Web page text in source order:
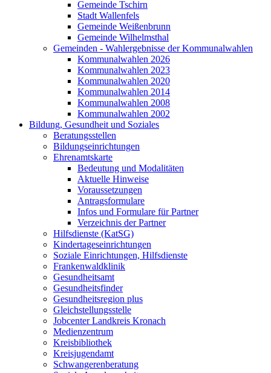
Gemeinde Tschirn
Stadt Wallenfels
Gemeinde Weißenbrunn
Gemeinde Wilhelmsthal
Gemeinden - Wahlergebnisse der Kommunalwahlen
Kommunalwahlen 2026
Kommunalwahlen 2023
Kommunalwahlen 2020
Kommunalwahlen 2014
Kommunalwahlen 2008
Kommunalwahlen 2002
Bildung, Gesundheit und Soziales
Beratungsstellen
Bildungseinrichtungen
Ehrenamtskarte
Bedeutung und Modalitäten
Aktuelle Hinweise
Voraussetzungen
Antragsformulare
Infos und Formulare für Partner
Verzeichnis der Partner
Hilfsdienste (KatSG)
Kindertageseinrichtungen
Soziale Einrichtungen, Hilfsdienste
Frankenwaldklinik
Gesundheitsamt
Gesundheitsfinder
Gesundheitsregion plus
Gleichstellungsstelle
Jobcenter Landkreis Kronach
Medienzentrum
Kreisbibliothek
Kreisjugendamt
Schwangerenberatung